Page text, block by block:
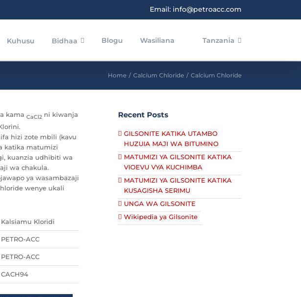
Email: info@petroacc.com
Kuhusu Bidhaa Blogu Wasiliana Tanzania
Home / Calcium Chloride / Calcium Chloride
kama CaCl2ni kiwanja
hizi zote mbili (kavu
katika matumizi
kuanzia udhibiti wa
wa chakula.
ya wasambazaji
wenye ukali
Kalsiamu Kloridi
PETRO-ACC
PETRO-ACC
CACH94
Recent Posts
GILSONITE KATIKA UTAMBO
HUZUIA MAJI WA BITUMINO
MATUMIZI YA GILSONITE KATIKA
VIOEVU VYA KUCHIMBA
MATUMIZI YA GILSONITE KATIKA
KUSAGISHA SERIMU
UNGA WA GILSONITE
Wikipedia ya Gilsonite